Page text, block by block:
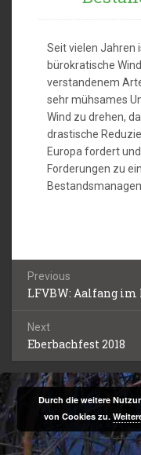
Seit vielen Jahren
bürokratische
verstandenem
sehr mühsames
Wind zu drehen,
drastische
Europa fordert
Forderungen zu
Beitragsnavigation
Previous
Previous
LFVBW: Aalfang
Next
Next
post:
Eberbachfest 2018
Durch die weitere
von Cookies zu.